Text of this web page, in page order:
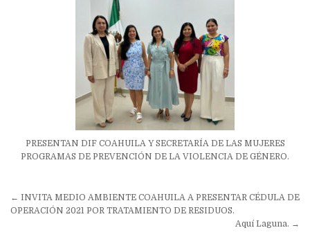
PRESENTAN DIF COAHUILA Y SECRETARÍA DE LAS MUJERES
PROGRAMAS DE PREVENCIÓN DE LA VIOLENCIA DE GÉNERO.
Navegación
de
← INVITA MEDIO AMBIENTE COAHUILA A PRESENTAR CÉDULA DE
OPERACIÓN 2021 POR TRATAMIENTO DE RESIDUOS.
Aquí Laguna. →